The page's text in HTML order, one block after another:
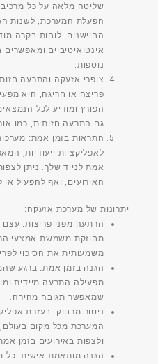
שליטה מלאה על כל
הפעלת המערכת, לשנות
החיישנים. לוחות בקרה
אינטואיטיביים
נוספות.
צופרי אזעקה והתרעה
פריצה או חריגה, היא
הפורץ ומודיע לכל
גם התרעה חזותית, כמו
התראות בזמן אמת:
לאפליקציות ייעודיות,
אמת לנייד שלך. ניתן
האירועים, ואף להפעיל
יתרונות של מערכת אזעקה:
הרתעה מפני פריצות: עצם
מחוזקת משמשת אמצעי
משמעותית את הסיכוי
הגנה בזמן אמת: ברגע
מפעילה התרעה מיידית
שמאפשר תגובה מהירה.
ניטור מרחוק: בעזרת
המערכת מכל מקום
ולצפות באירועים בזמן
הגנה מותאמת אישית: כל